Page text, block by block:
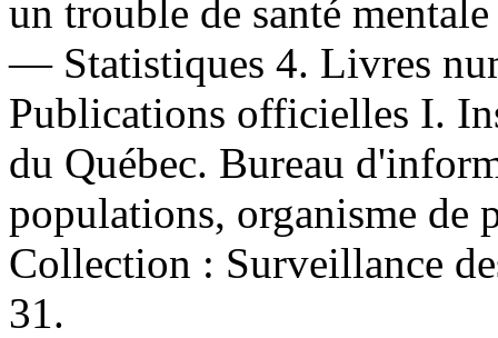
un trouble de santé
— Statistiques 4. Livres
Publications officielles I.
du Québec. Bureau
populations, organisme
Collection : Surveillance
31.